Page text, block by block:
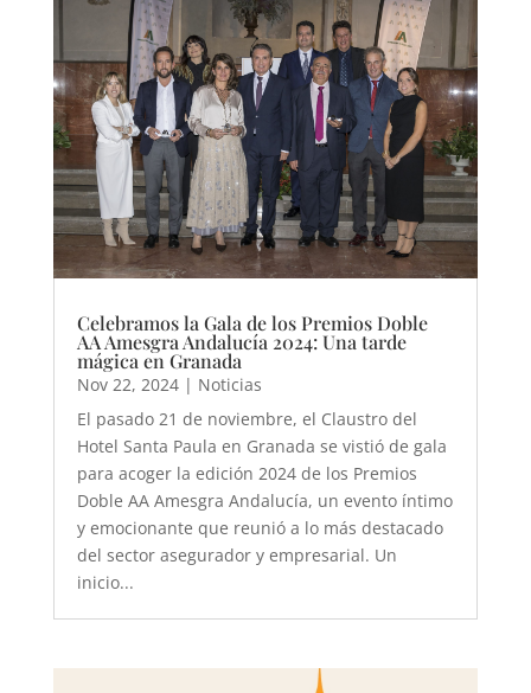
Celebramos la Gala de los Premios Doble
AA Amesgra Andalucía 2024: Una tarde
mágica en Granada
Nov 22, 2024| Noticias
El pasado 21 de noviembre, el Claustro del
Hotel Santa Paula en Granada se vistió de gala
para acoger la edición 2024 de los Premios
Doble AA Amesgra Andalucía, un evento íntimo
y emocionante que reunió a lo más destacado
del sector asegurador y empresarial. Un
inicio...